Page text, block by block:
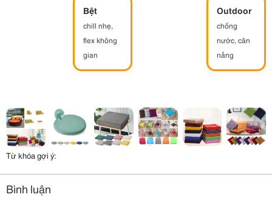
Bệt
chill nhẹ,
flex không
gian
Outdoor
chống
nước, cân
nắng
Từ khóa gợi ý:
Bình luận